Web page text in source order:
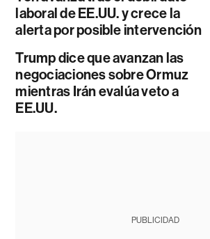
laboral de EE.UU. y crece la
alerta por posible intervención
Trump dice que avanzan las
negociaciones sobre Ormuz
mientras Irán evalúa veto a
EE.UU.
PUBLICIDAD